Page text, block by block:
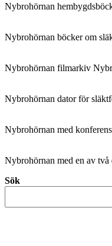
Nybrohörnan
Nybrohörnan böcker om
Nybrohörnan filmarkiv
Nybrohörnan dator för
Nybrohörnan med
Nybrohörnan med en av två
Sök